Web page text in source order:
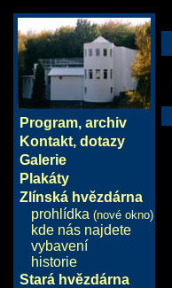
Program, archiv
Kontakt, dotazy
Galerie
Plakáty
Zlínská hvězdárna
prohlídka (nové okno)
kde nás najdete
vybavení
historie
Stará hvězdárna